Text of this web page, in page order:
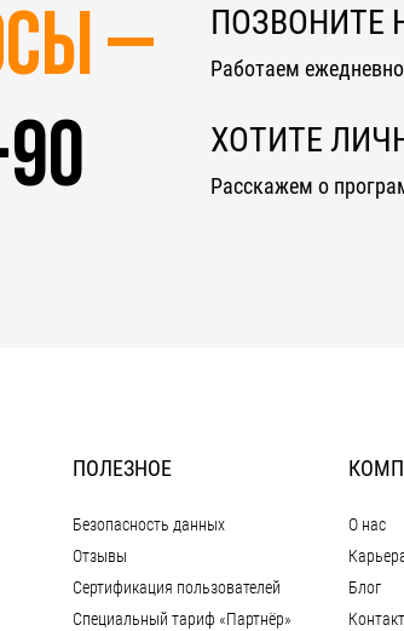
– ПОЗВОНИТЕ
Работаем ежедневно
ХОТИТЕ
Расскажем о
ПОЛЕЗНОЕ
Безопасность данных
Отзывы
Сертификация пользователей
Специальный тариф «Партнёр»
О нас
Блог